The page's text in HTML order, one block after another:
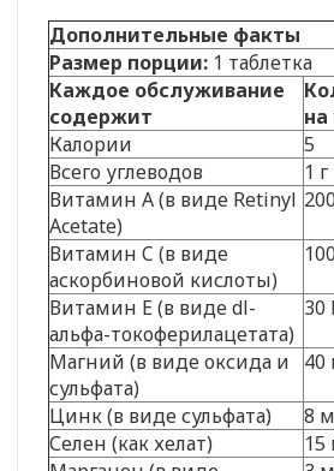
Дополнительные факты
Размер порции: 1 таблетка
Каждое обслуживание
содержит
Калории
5
Всего углеводов
1 г
Витамин А (в виде Retinyl
Acetate)
Витамин C (в виде
аскорбиновой кислоты)
Витамин Е (в виде dl-
альфа-токоферилацетата)
30
Магний (в виде оксида и
сульфата)
40
Цинк (в виде сульфата) 8
Селен (как хелат)
15